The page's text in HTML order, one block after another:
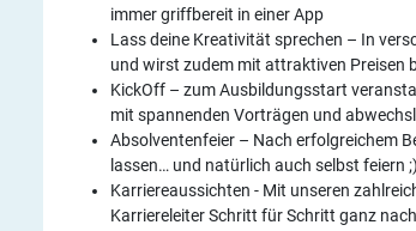
immer griffbereit in einer App
Lass deine Kreativität sprechen – In
und wirst zudem mit attraktiven Preisen
KickOff – zum Ausbildungsstart
mit spannenden Vorträgen und
Absolventenfeier – Nach erfolgreichem
lassen… und natürlich auch selbst feiern ;)
Karriereaussichten - Mit unseren
Karriereleiter Schritt für Schritt ganz